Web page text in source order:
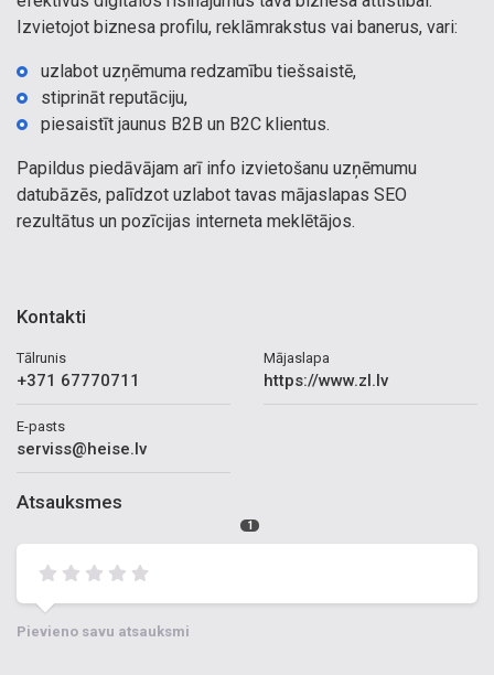
Izvietojot biznesa profilu, reklāmrakstus vai banerus, vari:
uzlabot uzņēmuma redzamību tiešsaistē,
stiprināt reputāciju,
piesaistīt jaunus B2B un B2C klientus.
Papildus piedāvājam arī info izvietošanu uzņēmumu
datubāzēs, palīdzot uzlabot tavas mājaslapas SEO
rezultātus un pozīcijas interneta meklētājos.
Kontakti
Tālrunis
+371 67770711
E-pasts
serviss@heise.lv
Mājaslapa
https://www.zl.lv
Atsauksmes
1
Pievieno savu atsauksmi